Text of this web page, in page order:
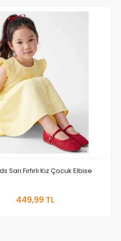
Sarı Fırfırlı Kız Çocuk Elbise
449,99 TL